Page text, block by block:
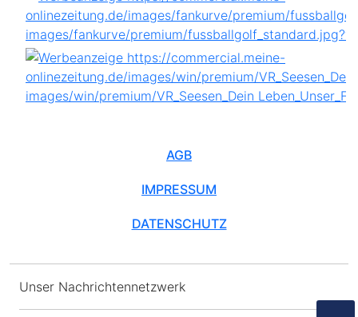
AGB
IMPRESSUM
DATENSCHUTZ
Unser Nachrichtennetzwerk